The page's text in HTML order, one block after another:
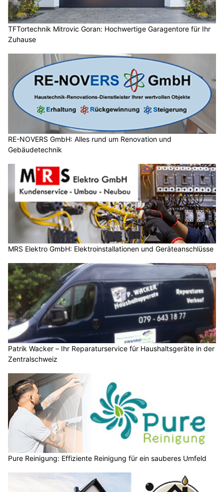
TFTortechnik Mitrovic Goran: Hochwertige Garagentore für Ihr
Zuhause
RE-NOVERS GmbH: Alles rund um Renovation und
Gebäudetechnik
MRS Elektro GmbH: Elektroinstallationen und Geräteanschlüsse
Patrik Wacker – Ihr Reparaturservice für Haushaltsgeräte in der
Zentralschweiz
Pure Reinigung: Effiziente Reinigung für ein sauberes Umfeld